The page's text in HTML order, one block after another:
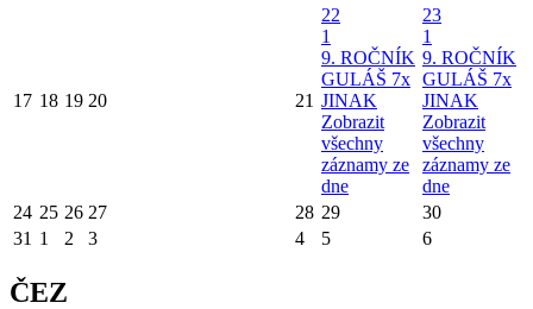
17 18 19 20 21
22
1
9. ROČNÍK
GULÁŠ 7x
JINAK
Zobrazit
všechny
záznamy ze
dne
23
1
9. ROČNÍK
GULÁŠ 7x
JINAK
Zobrazit
všechny
záznamy ze
dne
24 25 26 27 28 29
30
31 1 2 3 4 5 6
ČEZ